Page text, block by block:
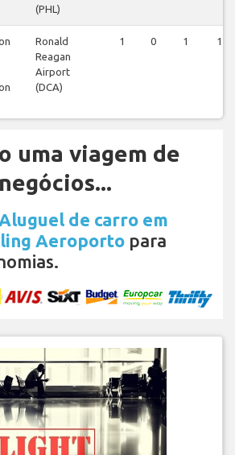
(PHL)
Ronald
Reagan
Airport
(DCA)
1 0 1 1
uma viagem de
Aluguel de carro em
Aeroporto para